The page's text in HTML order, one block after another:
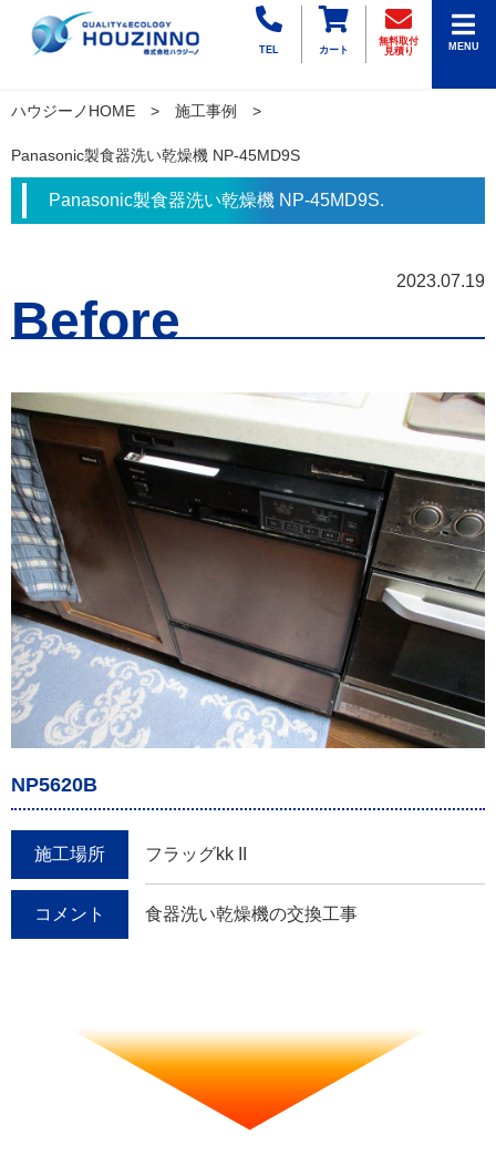
TEL カート
無料取付
見積り
MENU
ハウジーノHOME 施工事例
Panasonic製食器洗い乾燥機 NP-45MD9S
Panasonic製食器洗い乾燥機 NP-45MD9S.
2023.07.19
Before
NP5620B
施工場所 フラッグkk II
コメント 食器洗い乾燥機の交換工事